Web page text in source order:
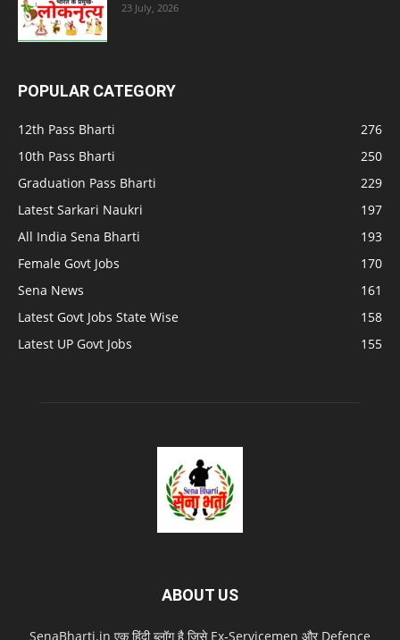
23 July, 2026
POPULAR CATEGORY
12th Pass Bharti
276
10th Pass Bharti
250
Graduation Pass Bharti
229
Latest Sarkari Naukri
197
All India Sena Bharti
193
Female Govt Jobs
170
Sena News
161
Latest Govt Jobs State Wise
158
Latest UP Govt Jobs
155
ABOUT US
SenaBharti.in एक हिंदी ब्लॉग है जिसे Ex‑Servicemen और Defence